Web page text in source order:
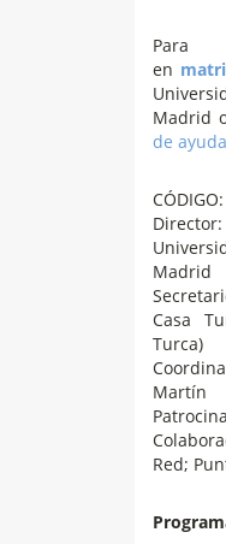
Para
en
Madrid
de ayuda
Madrid
Casa
Turca)
Martín
Red;